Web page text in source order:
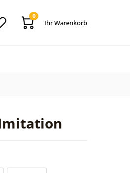
0
Ihr Warenkorb